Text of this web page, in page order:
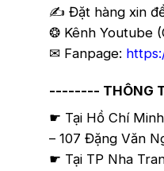
✍️ Đặt hàng xin
❂ Kênh Youtube
✉ Fanpage:
-------- THÔNG
☛ Tại Hồ Chí Minh
– 107 Đặng Văn
☛ Tại TP Nha